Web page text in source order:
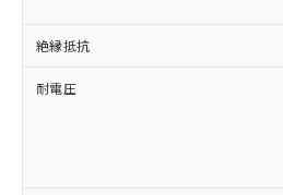
絶縁抵抗
耐電圧
対応済み：EU RoHS
非含有に対応した製品が
対応予定：EU RoHS指令
有に対応した製品に切り